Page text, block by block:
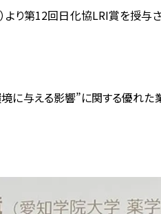
り第12回日化協LRI賞を授与
与える影響”に関する優れた